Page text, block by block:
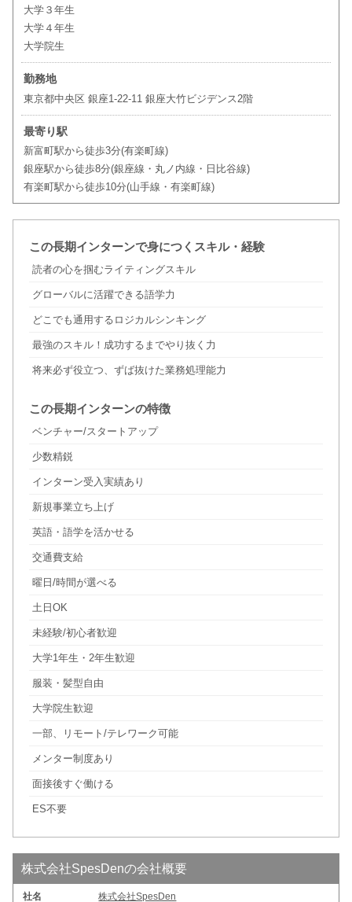
大学３年生
大学４年生
大学院生
勤務地
東京都中央区 銀座1-22-11 銀座大竹ビジデンス2階
最寄り駅
新富町駅から徒歩3分(有楽町線)
銀座駅から徒歩8分(銀座線・丸ノ内線・日比谷線)
有楽町駅から徒歩10分(山手線・有楽町線)
この長期インターンで身につくスキル・経験
読者の心を掴むライティングスキル
グローバルに活躍できる語学力
どこでも通用するロジカルシンキング
最強のスキル！成功するまでやり抜く力
将来必ず役立つ、ずば抜けた業務処理能力
この長期インターンの特徴
ベンチャー/スタートアップ
少数精鋭
インターン受入実績あり
新規事業立ち上げ
英語・語学を活かせる
交通費支給
曜日/時間が選べる
土日OK
未経験/初心者歓迎
大学1年生・2年生歓迎
服装・髪型自由
大学院生歓迎
一部、リモート/テレワーク可能
メンター制度あり
面接後すぐ働ける
ES不要
株式会社SpesDenの会社概要
社名 株式会社SpesDen